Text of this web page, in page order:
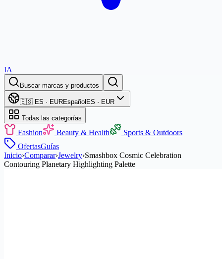
IA
Buscar marcas y productos
🇪🇸 ES · EUREspañol ES · EUR
Todas las categorías
Fashion Beauty & Health
Sports & Outdoors
OfertasGuías
Inicio›Comparar›Jewelry›Smashbox Cosmic Celebration
Contouring Planetary Highlighting Palette